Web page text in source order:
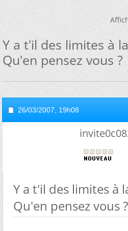
Y a t'il des limites à
Qu'en pensez vous ?
26/03/2007, 19h08
Y a t'il des limites à
Qu'en pensez vous ?